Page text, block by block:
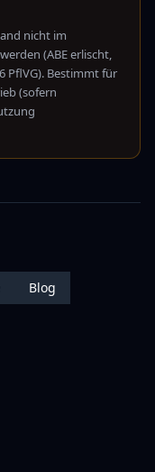
nicht im
(ABE erlischt,
PflVG). Bestimmt für
(sofern
Blog